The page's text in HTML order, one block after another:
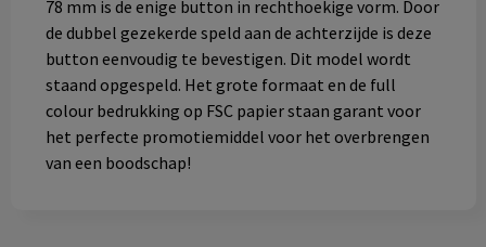
78 mm is de enige button in rechthoekige vorm. Door
de dubbel gezekerde speld aan de achterzijde is deze
button eenvoudig te bevestigen. Dit model wordt
staand opgespeld. Het grote formaat en de full
colour bedrukking op FSC papier staan garant voor
het perfecte promotiemiddel voor het overbrengen
van een boodschap!